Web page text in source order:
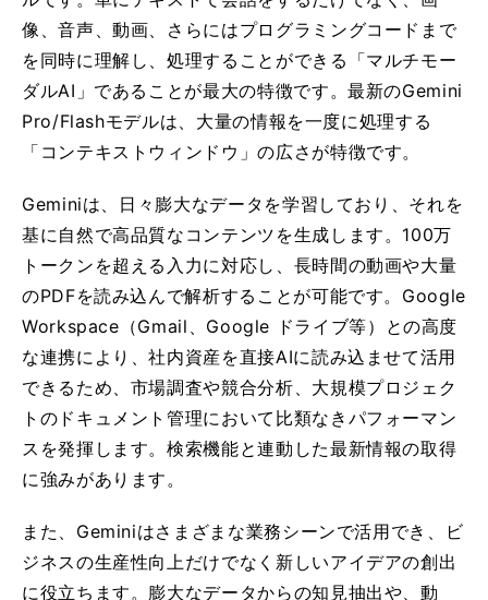
像、音声、動画、さらにはプログラミングコードまで
を同時に理解し、処理することができる「マルチモー
ダルAI」であることが最大の特徴です。最新のGemini
Pro/Flashモデルは、大量の情報を一度に処理する
「コンテキストウィンドウ」の広さが特徴です。
Geminiは、日々膨大なデータを学習しており、それを
基に自然で高品質なコンテンツを生成します。100万
トークンを超える入力に対応し、長時間の動画や大量
のPDFを読み込んで解析することが可能です。Google
Workspace（Gmail、Google ドライブ等）との高度
な連携により、社内資産を直接AIに読み込ませて活用
できるため、市場調査や競合分析、大規模プロジェク
トのドキュメント管理において比類なきパフォーマン
スを発揮します。検索機能と連動した最新情報の取得
に強みがあります。
また、Geminiはさまざまな業務シーンで活用でき、ビ
ジネスの生産性向上だけでなく新しいアイデアの創出
に役立ちます。膨大なデータからの知見抽出や、動